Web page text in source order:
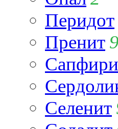
Перидот
Пренит 9
Селенит